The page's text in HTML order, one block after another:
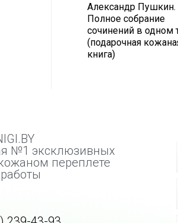
Александр Пушкин.
Полное собрание
сочинений в одном
(подарочная
книга)
№1 эксклюзивных
переплете